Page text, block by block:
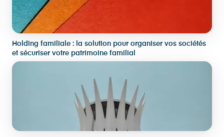
Holding familiale : la solution pour organiser vos sociétés
et sécuriser votre patrimoine familial